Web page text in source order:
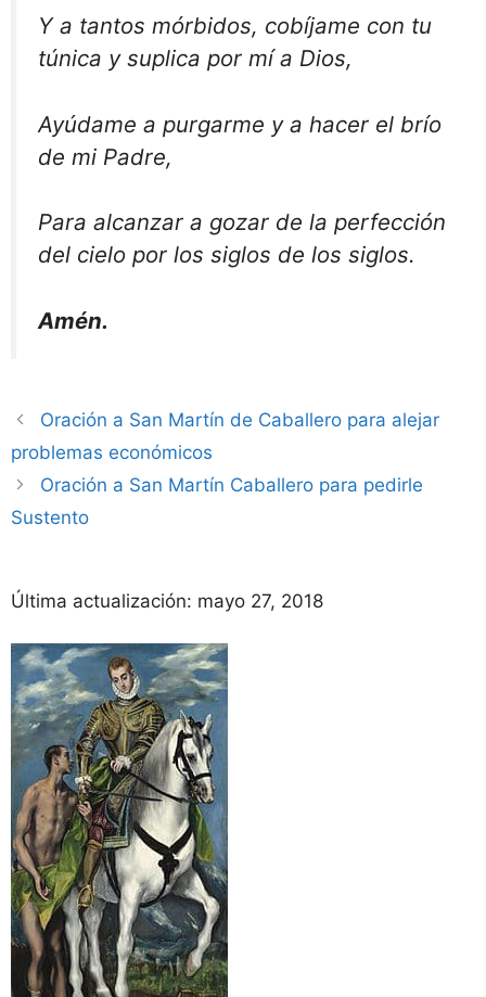
Y a tantos mórbidos, cobíjame con tu
túnica y suplica por mí a Dios,
Ayúdame a purgarme y a hacer el brío
de mi Padre,
Para alcanzar a gozar de la perfección
del cielo por los siglos de los siglos.
Amén.
Oración a San Martín de Caballero para alejar
problemas económicos
Oración a San Martín Caballero para pedirle
Sustento
Última actualización: mayo 27, 2018